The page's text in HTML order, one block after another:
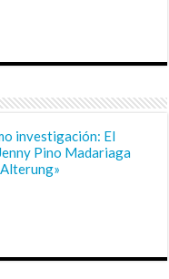
investigación: El
Pino Madariaga